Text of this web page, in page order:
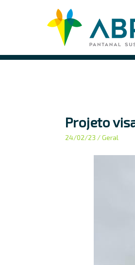
principal
Projeto
24/02/23 / Geral